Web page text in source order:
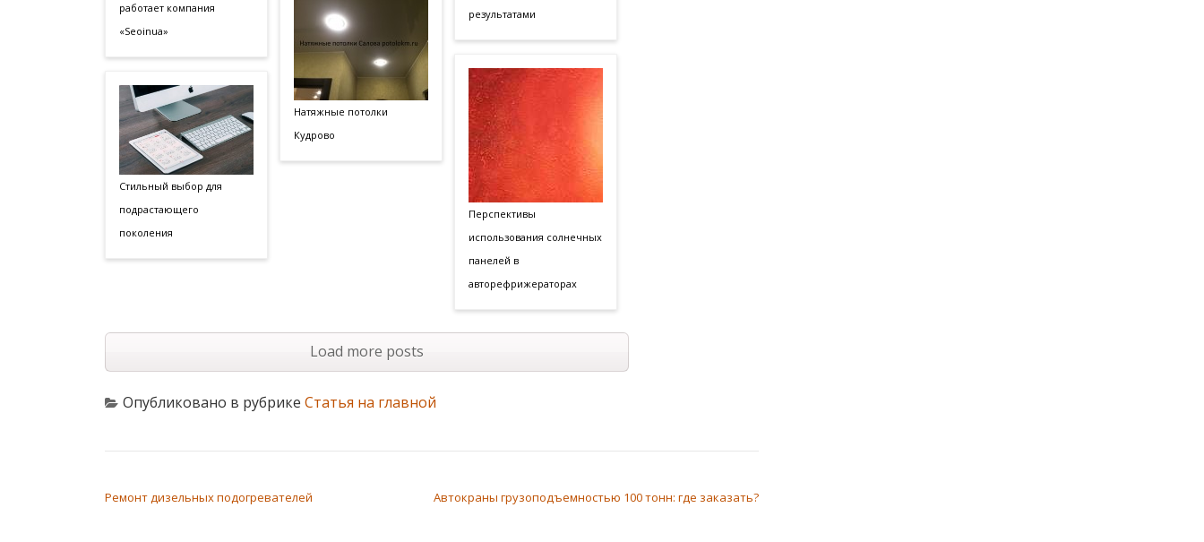
работает компания
«Seoinua»
Стильный выбор для
подрастающего
поколения
Натяжные потолки
Кудрово
результатами
Перспективы
использования солнечных
панелей в
авторефрижераторах
Load more posts
Опубликовано в рубрике Статья на главной
Ремонт дизельных подогревателей Автокраны грузоподъемностью 100 тонн: где заказать?